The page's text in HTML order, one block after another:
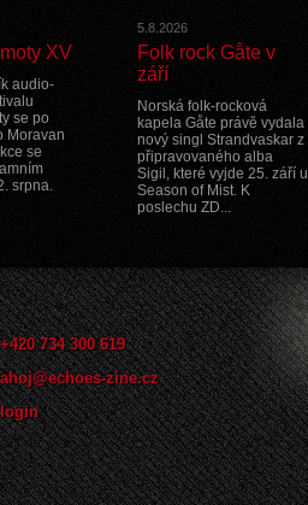
XV
audio-
se po
Moravan
se
srpna.
5.8.2026
Folk rock Gåte v
září
Norská folk-rocková
kapela Gåte právě vydala
nový singl Strandvaskar z
připravovaného alba
Sigil, které vyjde 25. září u
Season of Mist. K
poslechu ZD...
+420 734 300 619
ahoj@echoes-zine.cz
login